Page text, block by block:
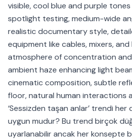
visible, cool blue and purple
spotlight testing, medium-wide
realistic documentary style,
equipment like cables, mixers,
atmosphere of concentration
ambient haze enhancing light
cinematic composition, subtle
floor, natural human interactions
‘Sessizden taşan anlar’ trendi
uygun mudur? Bu trend birçok
uyarlanabilir ancak her konsepte